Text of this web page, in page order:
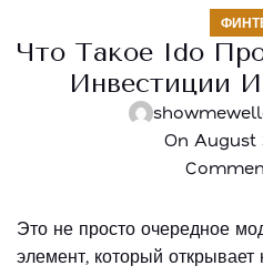
Что Такое Ido
Инвестиции
On August
Это не просто очередное
элемент, который открывает